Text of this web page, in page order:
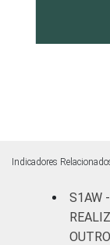
FAIXA
ETÁRIA
Indicadores
S1AW